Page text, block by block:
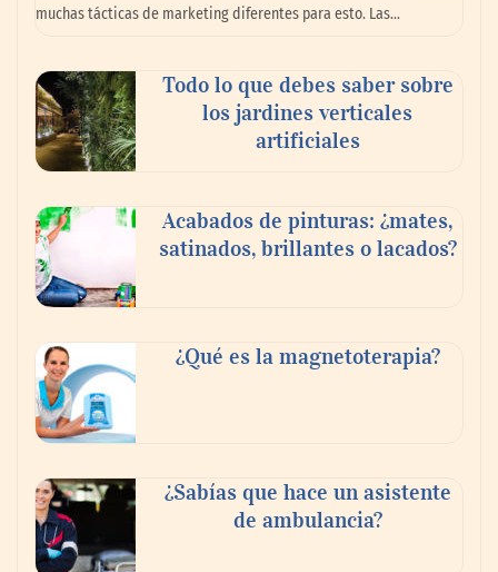
El nuevo mapa de zonas tensionadas abre
nuevos frentes legales para propietarios e
inquilinos en Cataluña
La luz roja, el nuevo aftersun, actúa en la
recuperación de la piel después del sol
muchas tácticas de marketing diferentes para esto. Las…
Todo lo que debes saber sobre
los jardines verticales
artificiales
Acabados de pinturas: ¿mates,
satinados, brillantes o lacados?
¿Qué es la magnetoterapia?
¿Sabías que hace un asistente
de ambulancia?